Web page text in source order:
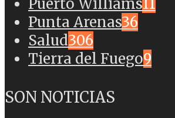
Puerto Williams11
Punta Arenas36
Salud306
Tierra del Fuego9
SON NOTICIAS